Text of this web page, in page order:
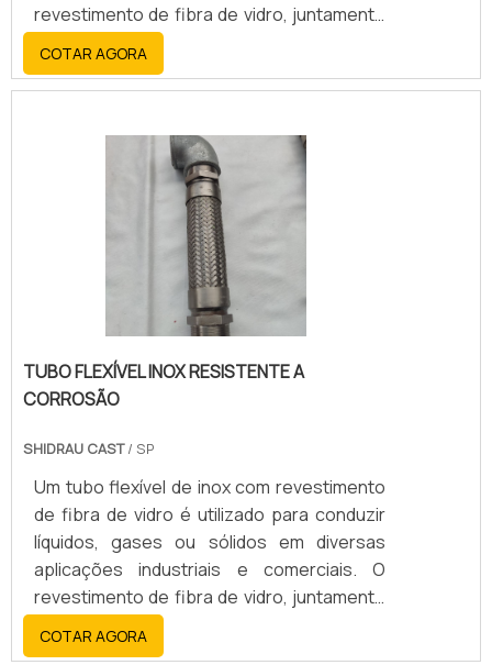
revestimento de fibra de vidro, juntamente
com o aço inoxidável, oferece alta
resistência, durabilidade, flexibilidade e
resistência a altas temperaturas, corrosão
COTAR AGORA
TUBO FLEXÍVEL INOX RESISTENTE A
CORROSÃO
SHIDRAU CAST/ SP
Um tubo flexível de inox com revestimento
de fibra de vidro é utilizado para conduzir
líquidos, gases ou sólidos em diversas
aplicações industriais e comerciais. O
revestimento de fibra de vidro, juntamente
com o aço inoxidável, oferece alta
resistência, durabilidade, flexibilidade e
COTAR AGORA